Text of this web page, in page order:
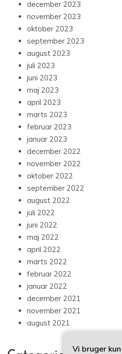
december 2023
november 2023
oktober 2023
september 2023
august 2023
juli 2023
juni 2023
maj 2023
april 2023
marts 2023
februar 2023
januar 2023
december 2022
november 2022
oktober 2022
september 2022
august 2022
juli 2022
juni 2022
maj 2022
april 2022
marts 2022
februar 2022
januar 2022
december 2021
november 2021
august 2021
Vi bruger